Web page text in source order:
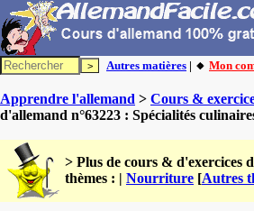
Autres matières | 🔸 Mon
Apprendre l'allemand > Cours &
d'allemand n°63223 : Spécialités
> Plus de cours & d'exercices
thèmes : | Nourriture [Autres